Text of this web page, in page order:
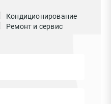
Кондиционирование
Ремонт и сервис